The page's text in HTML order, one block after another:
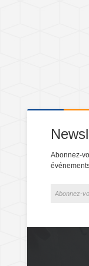
Abonnez-